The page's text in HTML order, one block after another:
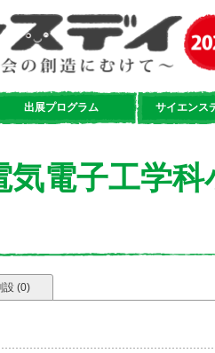
出展プログラム サイエンス
電子工学科
設 (0)